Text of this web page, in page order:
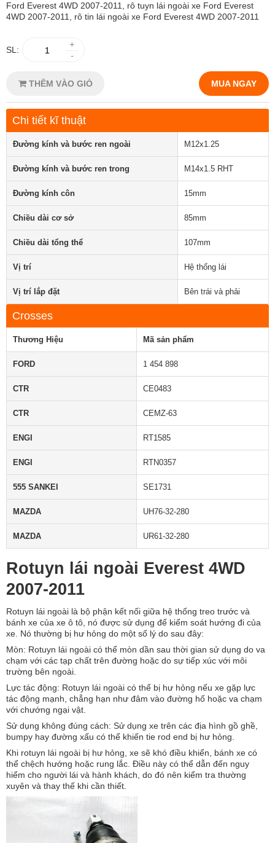
Ford Everest 4WD 2007-2011, rô tuyn lái ngoài xe Ford Everest
4WD 2007-2011, rô tin lái ngoài xe Ford Everest 4WD 2007-2011
SL:
+
-
THÊM VÀO GIỎ MUA NGAY
Chi tiết kĩ thuật
Đường kính và bước ren ngoài M12x1.25
Đường kính và bước ren trong M14x1.5 RHT
Đường kính côn 15mm
Chiều dài cơ sở 85mm
Chiều dài tổng thể 107mm
Vị trí Hệ thống lái
Vị trí lắp đặt Bên trái và phải
Crosses
Thương Hiệu Mã sản phẩm
FORD 1 454 898
CTR CE0483
CTR CEMZ-63
ENGI RT1585
ENGI RTN0357
555 SANKEI SE1731
MAZDA UH76-32-280
MAZDA UR61-32-280
Rotuyn lái ngoài Everest 4WD
2007-2011
Rotuyn lái ngoài là bộ phận kết nối giữa hệ thống treo trước và
bánh xe của xe ô tô, nó được sử dụng để kiểm soát hướng đi của
xe. Nó thường bị hư hỏng do một số lý do sau đây:
Mòn: Rotuyn lái ngoài có thể mòn dần sau thời gian sử dụng do va
chạm với các tạp chất trên đường hoặc do sự tiếp xúc với môi
trường bên ngoài.
Lực tác động: Rotuyn lái ngoài có thể bị hư hỏng nếu xe gặp lực
tác động mạnh, chẳng hạn như đâm vào đường hố hoặc va chạm
với chướng ngại vật.
Sử dụng không đúng cách: Sử dụng xe trên các địa hình gồ ghề,
bumpy hay đường xấu có thể khiến tie rod end bị hư hỏng.
Khi rotuyn lái ngoài bị hư hỏng, xe sẽ khó điều khiển, bánh xe có
thể chệch hướng hoặc rung lắc. Điều này có thể dẫn đến nguy
hiểm cho người lái và hành khách, do đó nên kiểm tra thường
xuyên và thay thế khi cần thiết.